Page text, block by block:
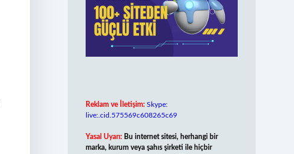
Reklam ve İletişim: Skype:
live:.cid.575569c608265c69
Yasal Uyarı: Bu internet sitesi, herhangi bir
marka, kurum veya şahıs şirketi ile hiçbir